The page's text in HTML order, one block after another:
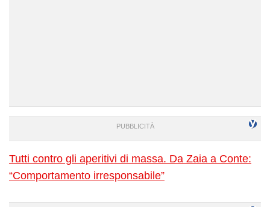
Tutti contro gli aperitivi di massa. Da Zaia a Conte:
“Comportamento irresponsabile”